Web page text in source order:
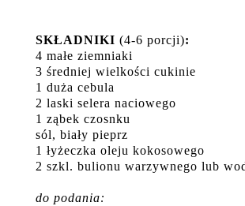
SKŁADNIKI (4-6 porcji):
4 małe ziemniaki
3 średniej wielkości cukinie
1 duża cebula
2 laski selera naciowego
1 ząbek czosnku
sól, biały pieprz
1 łyżeczka oleju kokosowego
2 szkl. bulionu warzywnego lub
do podania: